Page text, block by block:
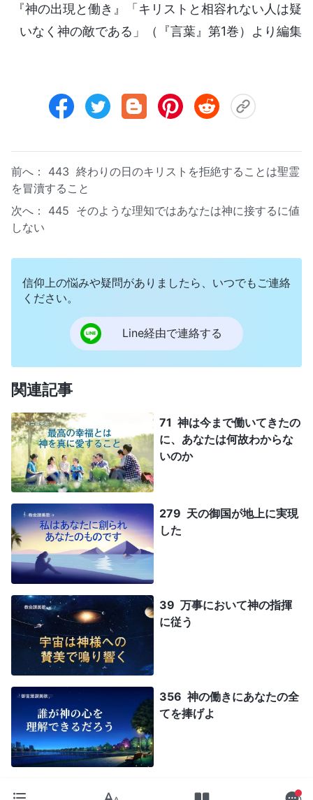
『神の出現と働き』「キリストと相容れない人は疑
いなく神の敵である」（『言葉』第1巻）より編集
前へ： 443 終わりの日のキリストを拒絶することは聖霊
を冒瀆すること
次へ： 445 そのような理知ではあなたは神に接するに値
しない
信仰上の悩みや疑問がありましたら、いつでもご連絡
ください。
Line経由で連絡する
関連記事
71 神は今まで働いてきたの
に、あなたは何故わからな
いのか
279 天の御国が地上に実現
した
39 万事において神の指揮
に従う
356 神の働きにあなたの全
てを捧げよ